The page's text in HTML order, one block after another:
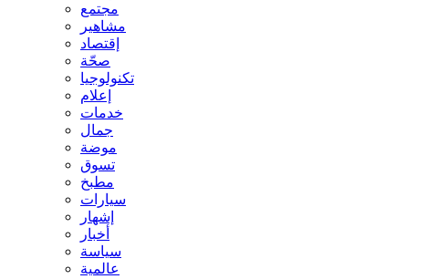
مجتمع
مشاهير
إقتصاد
صحّة
تكنولوجيا
إعلام
خدمات
جمال
موضة
تسوق
مطبخ
سيارات
إشهار
أخبار
سياسة
عالمية